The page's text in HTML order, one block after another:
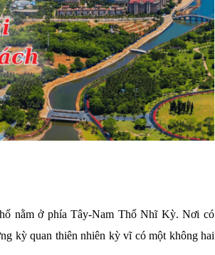
nằm ở phía Tây-Nam Thổ Nhĩ Kỳ. Nơi có
kỳ quan thiên nhiên kỳ vĩ có một không hai